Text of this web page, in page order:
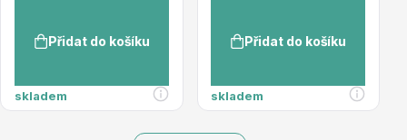
Přidat do košíku
skladem
Přidat do košíku
skladem